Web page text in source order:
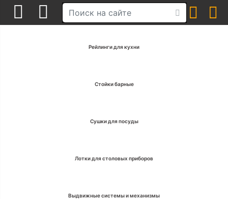
Рейлинги для кухни
Стойки барные
Сушки для посуды
Лотки для столовых приборов
Выдвижные системы и механизмы